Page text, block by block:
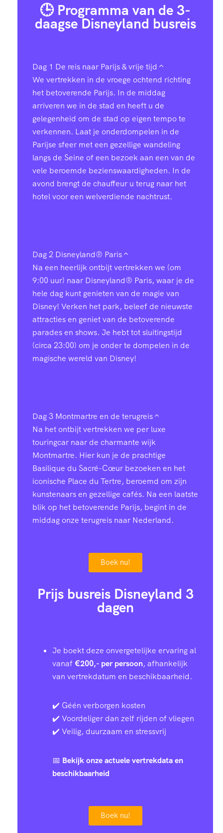
🕒 Programma van de 3-
daagse Disneyland busreis
Dag 1 De reis naar Parijs & vrije tijd
We vertrekken in de vroege ochtend richting
het betoverende Parijs. In de middag
arriveren we in de stad en heeft u de
gelegenheid om de stad op eigen tempo te
verkennen. Laat je onderdompelen in de
Parijse sfeer met een gezellige wandeling
langs de Seine of een bezoek aan een van de
vele beroemde bezienswaardigheden. In de
avond brengt de chauffeur u terug naar het
hotel voor een welverdiende nachtrust.
Dag 2 Disneyland® Paris
Na een heerlijk ontbijt vertrekken we (om
9:00 uur) naar Disneyland® Paris, waar je de
hele dag kunt genieten van de magie van
Disney! Verken het park, beleef de nieuwste
attracties en geniet van de betoverende
parades en shows. Je hebt tot sluitingstijd
(circa 23:00) om je onder te dompelen in de
magische wereld van Disney!
Dag 3 Montmartre en de terugreis
Na het ontbijt vertrekken we per luxe
touringcar naar de charmante wijk
Montmartre. Hier kun je de prachtige
Basilique du Sacré-Cœur bezoeken en het
iconische Place du Tertre, beroemd om zijn
kunstenaars en gezellige cafés. Na een laatste
blik op het betoverende Parijs, begint in de
middag onze terugreis naar Nederland.
Boek nu!
Prijs busreis Disneyland 3
dagen
Je boekt deze onvergetelijke ervaring al
vanaf€200,- per persoon, afhankelijk
van vertrekdatum en beschikbaarheid.
✔️ Géén verborgen kosten
✔️ Voordeliger dan zelf rijden of vliegen
✔️ Veilig, duurzaam en stressvrij
📅 Bekijk onze actuele vertrekdata en
beschikbaarheid
Boek nu!